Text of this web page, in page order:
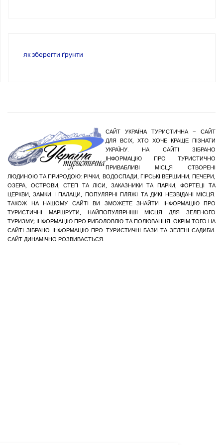
як зберегти ґрунти
САЙТ УКРАЇНА ТУРИСТИЧНА – САЙТ
ДЛЯ ВСІХ, ХТО ХОЧЕ КРАЩЕ ПІЗНАТИ
УКРАЇНУ. НА САЙТІ ЗІБРАНО
ІНФОРМАЦІЮ ПРО ТУРИСТИЧНО
ПРИВАБЛИВІ МІСЦЯ СТВОРЕНІ
ЛЮДИНОЮ ТА ПРИРОДОЮ: РІЧКИ, ВОДОСПАДИ, ГІРСЬКІ ВЕРШИНИ, ПЕЧЕРИ,
ОЗЕРА, ОСТРОВИ, СТЕП ТА ЛІСИ, ЗАКАЗНИКИ ТА ПАРКИ, ФОРТЕЦІ ТА
ЦЕРКВИ, ЗАМКИ І ПАЛАЦИ, ПОПУЛЯРНІ ПЛЯЖІ ТА ДИКІ НЕЗВІДАНІ МІСЦЯ.
ТАКОЖ НА НАШОМУ САЙТІ ВИ ЗМОЖЕТЕ ЗНАЙТИ ІНФОРМАЦІЮ ПРО
ТУРИСТИЧНІ МАРШРУТИ, НАЙПОПУЛЯРНІШІ МІСЦЯ ДЛЯ ЗЕЛЕНОГО
ТУРИЗМУ; ІНФОРМАЦІЮ ПРО РИБОЛОВЛЮ ТА ПОЛЮВАННЯ. ОКРІМ ТОГО НА
САЙТІ ЗІБРАНО ІНФОРМАЦІЮ ПРО ТУРИСТИЧНІ БАЗИ ТА ЗЕЛЕНІ САДИБИ.
САЙТ ДИНАМІЧНО РОЗВИВАЄТЬСЯ.